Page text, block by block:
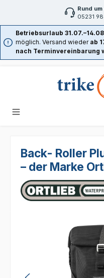
Zum Hauptinhalt springenRund
05231
Betriebsurlaub
möglich. Versand wieder ab
nach Terminvereinbarung
Back- Roller
– der Marke
Bildergalerie überspringen